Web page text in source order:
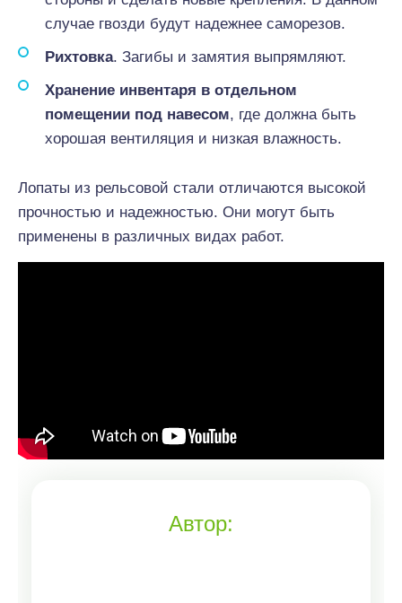
случае гвозди будут надежнее саморезов.
Рихтовка. Загибы и замятия выпрямляют.
Хранение инвентаря в отдельном
помещении под навесом, где должна быть
хорошая вентиляция и низкая влажность.
Лопаты из рельсовой стали отличаются высокой
прочностью и надежностью. Они могут быть
применены в различных видах работ.
Автор: